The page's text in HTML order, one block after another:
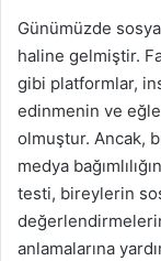
Günümüzde
haline gelmiştir.
gibi platformlar,
edinmenin ve
olmuştur. Ancak,
medya
testi, bireylerin
anlamalarına